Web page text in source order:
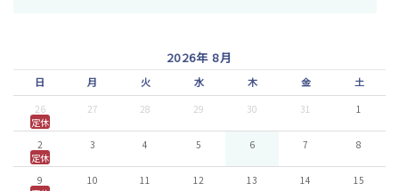
2026年 8月
日 月 火 水 木 金 土
26 27 28 29 30 31
1
定休
2
3 4 5 6 7
8
定休
9
10 11 12 13 14
15